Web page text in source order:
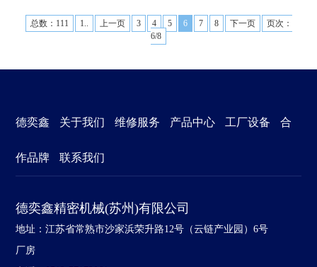
总数：111 1.. 上一页 3 4 5 6 7 8 下一页
页次：
6/8
德奕鑫 关于我们 维修服务 产品中心 工厂设备 合
作品牌 联系我们
德奕鑫精密机械(苏州)有限公司
地址：江苏省常熟市沙家浜荣升路12号（云链产业园）6号
厂房